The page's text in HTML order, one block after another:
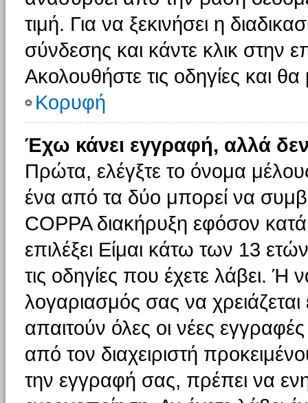
τιμή. Για να ξεκινήσει η
σύνδεσης και κάντε κλικ στην
Ακολουθήστε τις οδηγίες και
Κορυφή
Έχω κάνει εγγραφή, αλλά
Πρώτα, ελέγξτε το όνομα
ένα από τα δύο μπορεί να
COPPA διακήρυξη εφόσον κατά
επιλέξει Είμαι κάτω των 13
τις οδηγίες που έχετε λάβει. Ή
λογαριασμός σας να
απαιτούν όλες οι νέες
από τον διαχειριστή
την εγγραφή σας, πρέπει να